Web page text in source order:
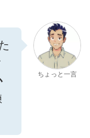
ちょっと一言